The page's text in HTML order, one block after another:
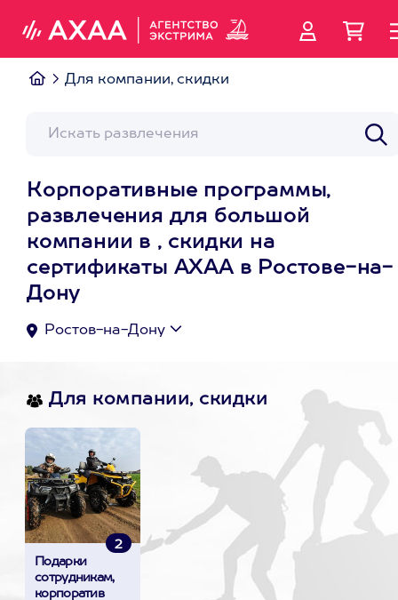
Для компании, скидки
Корпоративные программы,
развлечения для большой
компании в , скидки на
сертификаты АХАА в Ростове-на-
Дону
Ростов-на-Дону
Для компании, скидки
2
Подарки
сотрудникам,
корпоратив